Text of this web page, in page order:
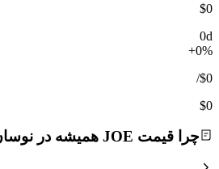
$0
0d
+0%
$0
/
$0
چرا قیمت JOE همیشه در نوسان است؟